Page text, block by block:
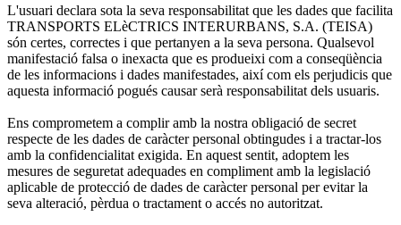
L'usuari declara sota la seva responsabilitat que les dades que facilita
TRANSPORTS ELèCTRICS INTERURBANS, S.A. (TEISA)
són certes, correctes i que pertanyen a la seva persona. Qualsevol
manifestació falsa o inexacta que es produeixi com a conseqüència
de les informacions i dades manifestades, així com els perjudicis que
aquesta informació pogués causar serà responsabilitat dels usuaris.
Ens comprometem a complir amb la nostra obligació de secret
respecte de les dades de caràcter personal obtingudes i a tractar-los
amb la confidencialitat exigida. En aquest sentit, adoptem les
mesures de seguretat adequades en compliment amb la legislació
aplicable de protecció de dades de caràcter personal per evitar la
seva alteració, pèrdua o tractament o accés no autoritzat.